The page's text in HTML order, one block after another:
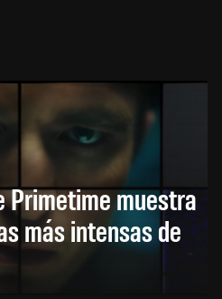
Primetime muestra
más intensas de